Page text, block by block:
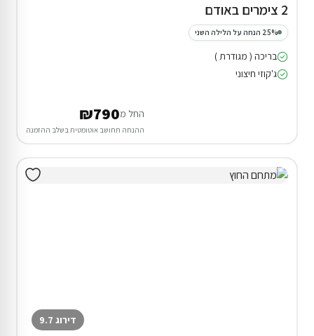
2 צימרים באודם
25% הנחה על הלילה השני
בריכה ( מגודרת )
ג'קוזי חיצוני
החל מ₪790
ההנחה תחושב אוטומטית בשלב ההזמנה
דירוג 9.7